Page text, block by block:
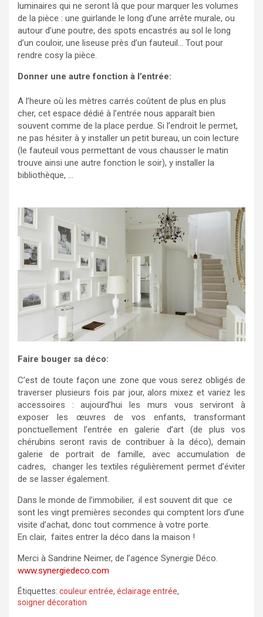
luminaires qui ne seront là que pour marquer les volumes
de la pièce : une guirlande le long d’une arrête murale, ou
autour d’une poutre, des spots encastrés au sol le long
d’un couloir, une liseuse près d’un fauteuil… Tout pour
rendre cosy la pièce.
Donner une autre fonction à l’entrée:
A l’heure où les mètres carrés coûtent de plus en plus
cher, cet espace dédié à l’entrée nous apparaît bien
souvent comme de la place perdue. Si l’endroit le permet,
ne pas hésiter à y installer un petit bureau, un coin lecture
(le fauteuil vous permettant de vous chausser le matin
trouve ainsi une autre fonction le soir), y installer la
bibliothèque, …
Faire bouger sa déco:
C’est de toute façon une zone que vous serez obligés de
traverser plusieurs fois par jour, alors mixez et variez les
accessoires : aujourd’hui les murs vous serviront à
exposer les œuvres de vos enfants, transformant
ponctuellement l’entrée en galerie d’art (de plus vos
chérubins seront ravis de contribuer à la déco), demain
galerie de portrait de famille, avec accumulation de
cadres, changer les textiles régulièrement permet d’éviter
de se lasser également.
Dans le monde de l’immobilier, il est souvent dit que ce
sont les vingt premières secondes qui comptent lors d’une
visite d’achat, donc tout commence à votre porte.
En clair, faites entrer la déco dans la maison !
Merci à Sandrine Neimer, de l’agence Synergie Déco.
www.synergiedeco.com
Étiquettes: couleur entrée, éclairage entrée,
soigner décoration